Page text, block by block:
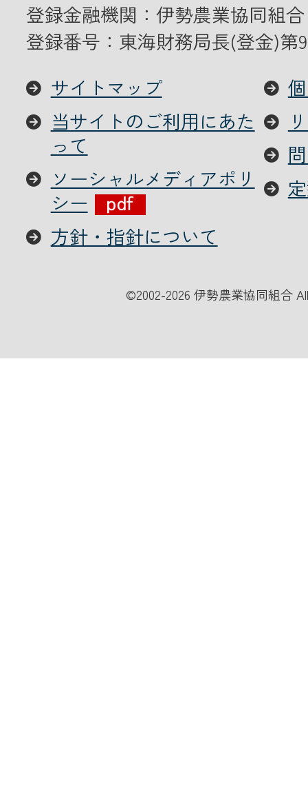
登録金融機関：伊勢農業協同組合
登録番号：東海財務局長(登金)第
サイトマップ
当サイトのご利用にあた
って
ソーシャルメディアポリ
シー
方針・指針について
©2002-2026 伊勢農業協同組合